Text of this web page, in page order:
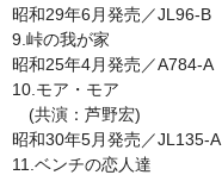
昭和29年6月発売／JL96-B
9.峠の我が家
昭和25年4月発売／A784-A
10.モア・モア
(共演：芦野宏)
昭和30年5月発売／JL135-A
11.ベンチの恋人達